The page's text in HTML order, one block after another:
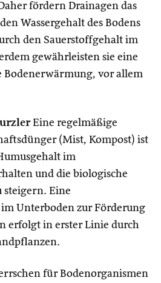
fördern Drainagen das
Wassergehalt des Bodens
den Sauerstoffgehalt im
gewährleisten sie eine
Bodenerwärmung, vor allem
Eine regelmäßige
(Mist, Kompost) ist
im
und die biologische
steigern. Eine
Unterboden zur Förderung
erfolgt in erster Linie durch
für Bodenorganismen